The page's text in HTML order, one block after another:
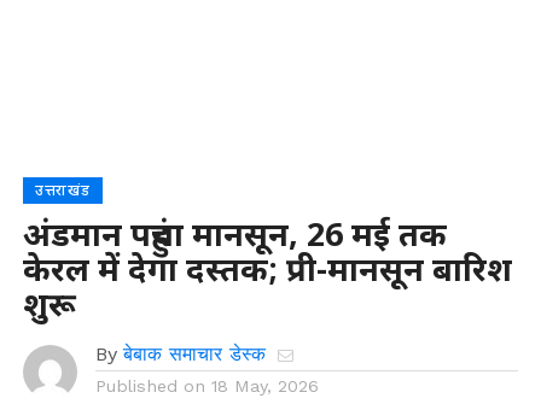
उत्तराखंड
अंडमान पहुंचा मानसून, 26 मई तक
केरल में देगा दस्तक; प्री-मानसून बारिश
शुरू
By बेबाक समाचार डेस्क
Published on 18 May, 2026